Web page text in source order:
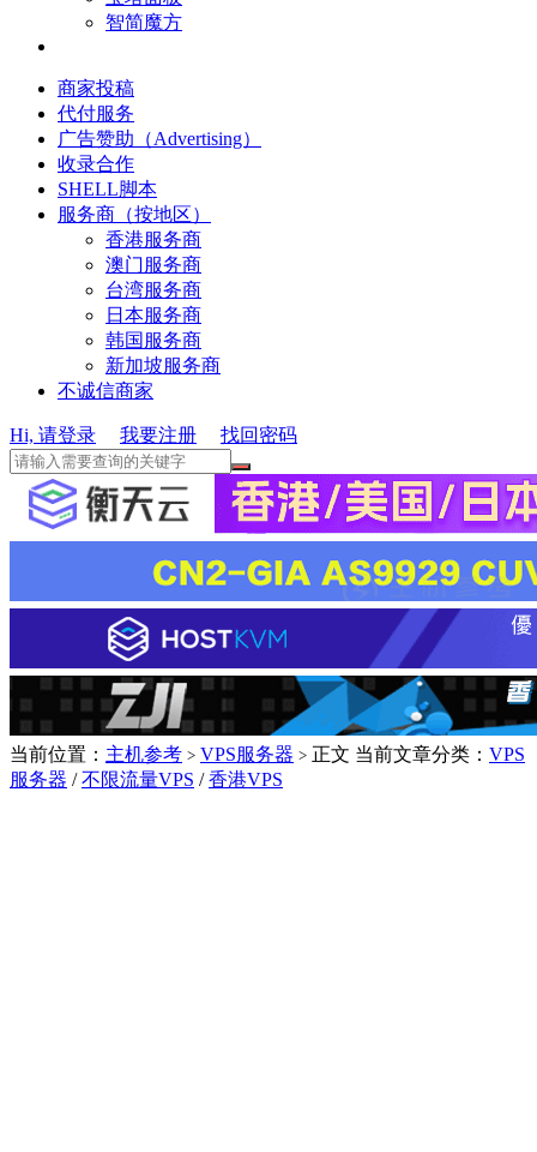
智简魔方
商家投稿
代付服务
广告赞助（Advertising）
收录合作
SHELL脚本
服务商（按地区）
香港服务商
澳门服务商
台湾服务商
日本服务商
韩国服务商
新加坡服务商
不诚信商家
Hi, 请登录 我要注册 找回密码
当前位置： 主机参考 > VPS服务器 > 正文 当前文章分类： VPS
服务器 /不限流量VPS /香港VPS